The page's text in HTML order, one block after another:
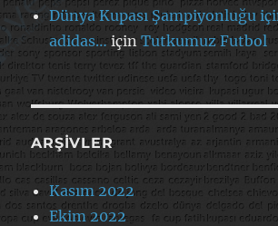
Dünya Kupası Şampiyonluğu
adidas…içinTutkumuz Futbol
ARŞIVLER
Kasım 2022
Ekim 2022